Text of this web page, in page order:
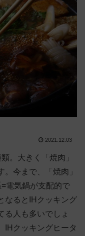
2021.12.03
。大きく「焼肉」
今まで、「焼肉」
電気鍋が支配的で
なるとIHクッキング
る人も多いでしょ
IHクッキングヒータ